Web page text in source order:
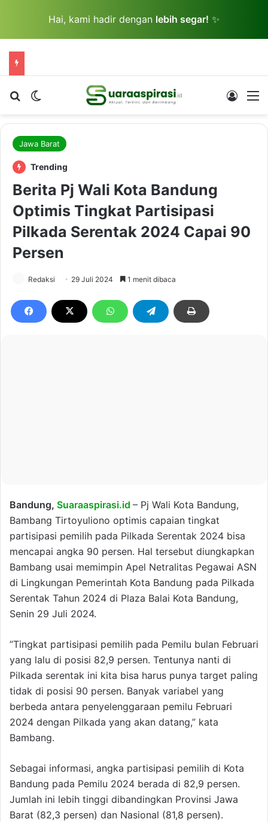
Hai, kami hadir dengan lebih segar! ✨
Cari berita...Switch skin Log In
Jawa Barat
Trending
Berita Pj Wali Kota Bandung
Optimis Tingkat Partisipasi
Pilkada Serentak 2024 Capai 90
Persen
Redaksi 29 Juli 2024 1 menit dibaca
Bandung, Suaraaspirasi.id – Pj Wali Kota Bandung,
Bambang Tirtoyuliono optimis capaian tingkat
partisipasi pemilih pada Pilkada Serentak 2024 bisa
mencapai angka 90 persen. Hal tersebut diungkapkan
Bambang usai memimpin Apel Netralitas Pegawai ASN
di Lingkungan Pemerintah Kota Bandung pada Pilkada
Serentak Tahun 2024 di Plaza Balai Kota Bandung,
Senin 29 Juli 2024.
”Tingkat partisipasi pemilih pada Pemilu bulan Februari
yang lalu di posisi 82,9 persen. Tentunya nanti di
Pilkada serentak ini kita bisa harus punya target paling
tidak di posisi 90 persen. Banyak variabel yang
berbeda antara penyelenggaraan pemilu Februari
2024 dengan Pilkada yang akan datang,” kata
Bambang.
Sebagai informasi, angka partisipasi pemilih di Kota
Bandung pada Pemilu 2024 berada di 82,9 persen.
Jumlah ini lebih tinggi dibandingkan Provinsi Jawa
Barat (82,3 persen) dan Nasional (81,8 persen).